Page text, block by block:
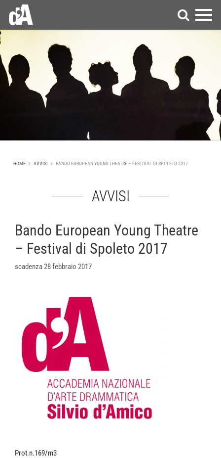
HOME AVVISI BANDO EUROPEAN YOUNG THEATRE – FESTIVAL DI SPOLETO 2017
AVVISI
Bando European Young Theatre
– Festival di Spoleto 2017
scadenza 28 febbraio 2017
Prot.n.169/m3